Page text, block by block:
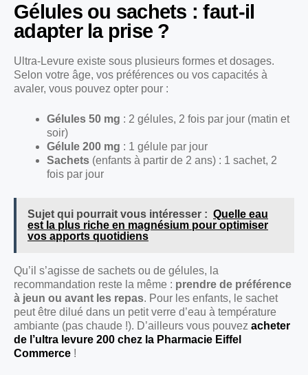
Gélules ou sachets : faut-il
adapter la prise ?
Ultra-Levure existe sous plusieurs formes et dosages.
Selon votre âge, vos préférences ou vos capacités à
avaler, vous pouvez opter pour :
Gélules 50 mg : 2 gélules, 2 fois par jour (matin et
soir)
Gélule 200 mg : 1 gélule par jour
Sachets (enfants à partir de 2 ans) : 1 sachet, 2
fois par jour
Sujet qui pourrait vous intéresser : Quelle eau
est la plus riche en magnésium pour optimiser
vos apports quotidiens
Qu’il s’agisse de sachets ou de gélules, la
recommandation reste la même : prendre de préférence
à jeun ou avant les repas. Pour les enfants, le sachet
peut être dilué dans un petit verre d’eau à température
ambiante (pas chaude !). D’ailleurs vous pouvez acheter
de l’ultra levure 200 chez la Pharmacie Eiffel
Commerce !